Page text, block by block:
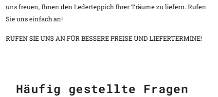
uns freuen, Ihnen den Lederteppich Ihrer Träume zu liefern. Rufen
Sie uns einfach an!
RUFEN SIE UNS AN FÜR BESSERE PREISE UND LIEFERTERMINE!
Häufig gestellte Fragen